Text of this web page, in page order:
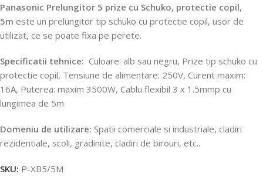
Panasonic Prelungitor 5 prize cu Schuko, protectie copil,
5m este un prelungitor tip schuko cu protectie copil, usor de
utilizat, ce se poate fixa pe perete.
Specificatii tehnice: Culoare: alb sau negru, Prize tip schuko cu
protectie copil, Tensiune de alimentare: 250V, Curent maxim:
16A, Puterea: maxim 3500W, Cablu flexibil 3 x 1.5mmp cu
lungimea de 5m
Domeniu de utilizare: Spatii comerciale si industriale, cladiri
rezidentiale, scoli, gradinite, cladiri de birouri, etc..
SKU: P-XB5/5M